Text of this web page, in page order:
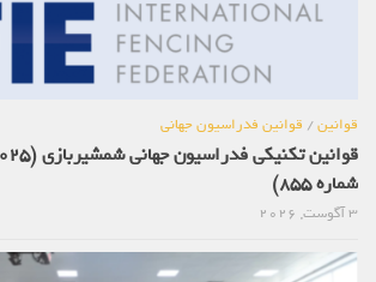
قوانین/ قوانین فدراسیون جهانی
شماره 855)
3 آگوست, 2026